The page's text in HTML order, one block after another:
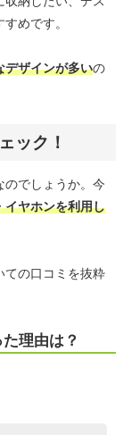
めです。
デザインが多いの
ック！
のでしょうか。今
イヤホンを利用し
ての口コミを抜粋
理由は？